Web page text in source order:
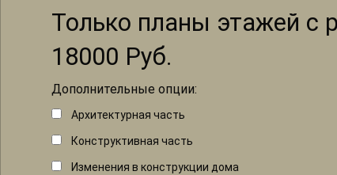
Только планы этажей с
18000 Руб.
Дополнительные опции:
Архитектурная часть
Конструктивная часть
Изменения в конструкции дома